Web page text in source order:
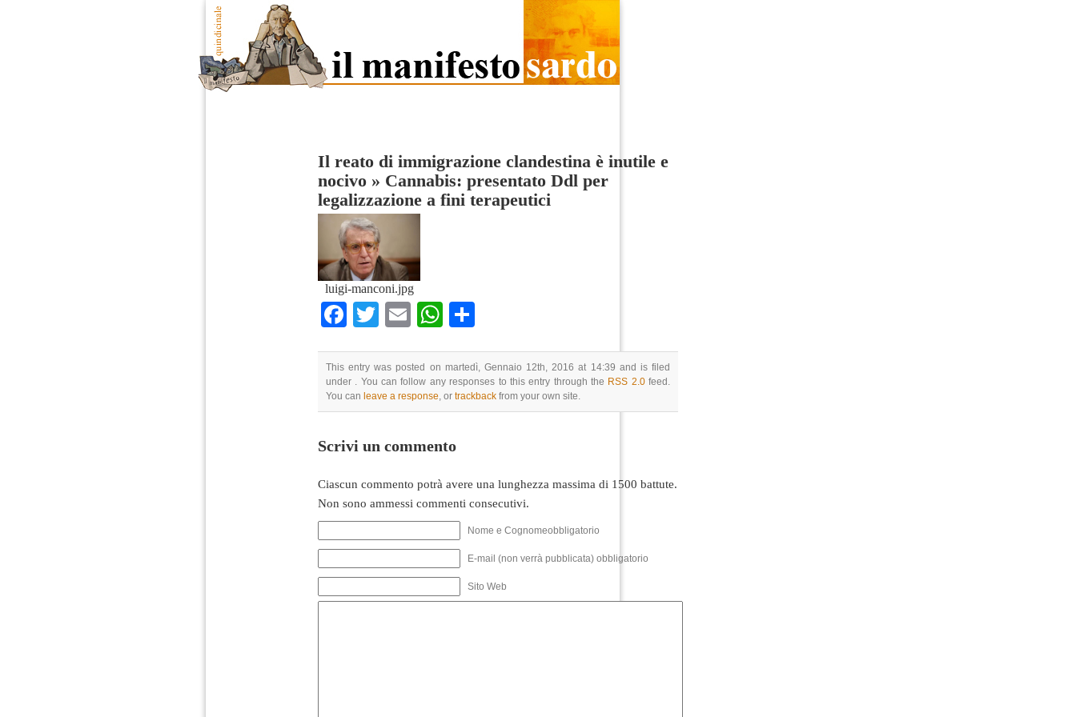
Il reato di immigrazione clandestina è inutile e
nocivo » Cannabis: presentato Ddl per
legalizzazione a fini terapeutici
luigi-manconi.jpg
Facebook
TwitterEmailWhatsApp
This entry was posted on martedì, Gennaio 12th, 2016 at 14:39 and is filed
under . You can follow any responses to this entry through the RSS 2.0feed.
You can leave a response, or trackback from your own site.
Scrivi un commento
Ciascun commento potrà avere una lunghezza massima di 1500 battute.
Non sono ammessi commenti consecutivi.
Nome e Cognomeobbligatorio
E-mail (non verrà pubblicata) obbligatorio
Sito Web